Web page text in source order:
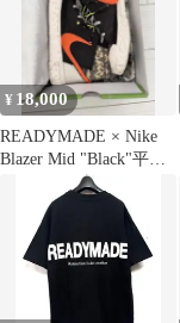
¥ 18,000
READYMADE × Nike
Blazer Mid "Black"平本